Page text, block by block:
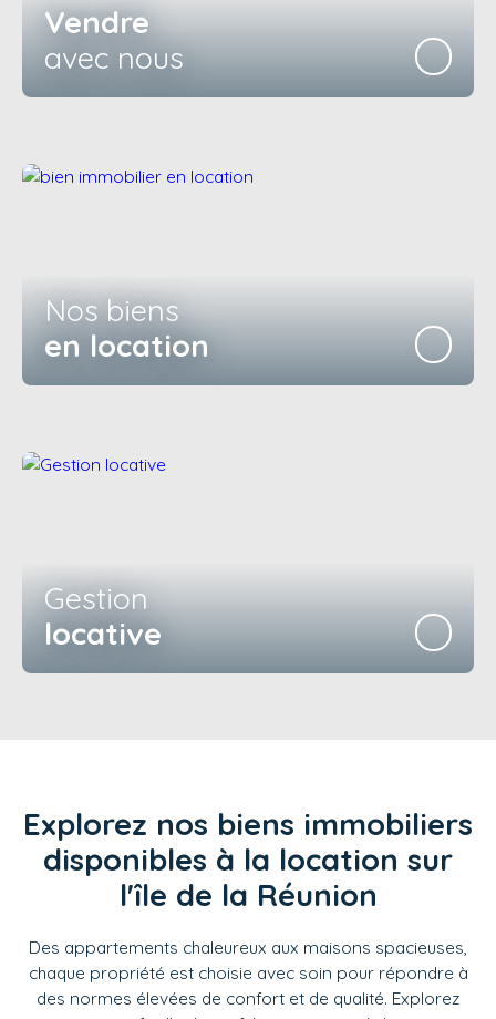
Vendre
avec nous
Nos biens
en location
Gestion
locative
Explorez nos biens immobiliers
disponibles à la location sur
l'île de la Réunion
Des appartements chaleureux aux maisons spacieuses,
chaque propriété est choisie avec soin pour répondre à
des normes élevées de confort et de qualité. Explorez